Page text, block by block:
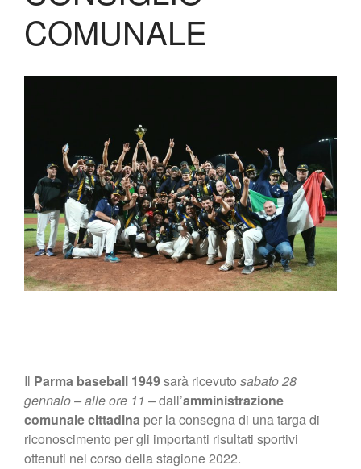
COMUNALE
Il Parma baseball 1949sarà ricevuto sabato 28
gennaio – alle ore 11 –dall’amministrazione
comunale cittadina per la consegna di una targa di
riconoscimento per gli importanti risultati sportivi
ottenuti nel corso della stagione 2022.